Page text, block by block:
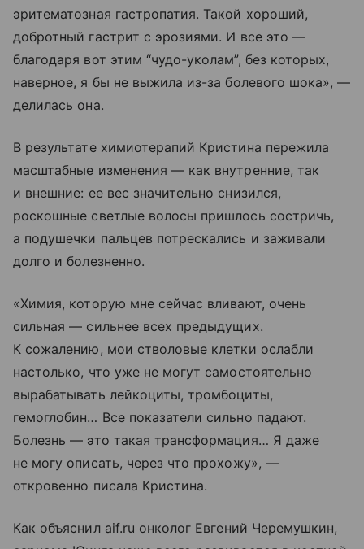
эритематозная гастропатия. Такой хороший,
добротный гастрит с эрозиями. И все это —
благодаря вот этим “чудо-уколам”, без которых,
наверное, я бы не выжила из-за болевого шока», —
делилась она.
В результате химиотерапий Кристина пережила
масштабные изменения — как внутренние, так
и внешние: ее вес значительно снизился,
роскошные светлые волосы пришлось состричь,
а подушечки пальцев потрескались и заживали
долго и болезненно.
«Химия, которую мне сейчас вливают, очень
сильная — сильнее всех предыдущих.
К сожалению, мои стволовые клетки ослабли
настолько, что уже не могут самостоятельно
вырабатывать лейкоциты, тромбоциты,
гемоглобин… Все показатели сильно падают.
Болезнь — это такая трансформация… Я даже
не могу описать, через что прохожу», —
откровенно писала Кристина.
Как объяснил aif.ru онколог Евгений Черемушкин,